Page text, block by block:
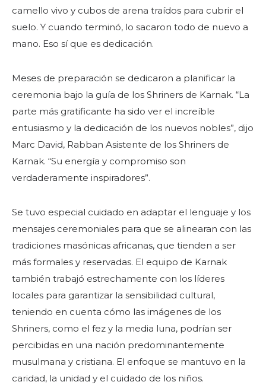
camello vivo y cubos de arena traídos para cubrir el
suelo. Y cuando terminó, lo sacaron todo de nuevo a
mano. Eso sí que es dedicación.
Meses de preparación se dedicaron a planificar la
ceremonia bajo la guía de los Shriners de Karnak. “La
parte más gratificante ha sido ver el increíble
entusiasmo y la dedicación de los nuevos nobles”, dijo
Marc David, Rabban Asistente de los Shriners de
Karnak. “Su energía y compromiso son
verdaderamente inspiradores”.
Se tuvo especial cuidado en adaptar el lenguaje y los
mensajes ceremoniales para que se alinearan con las
tradiciones masónicas africanas, que tienden a ser
más formales y reservadas. El equipo de Karnak
también trabajó estrechamente con los líderes
locales para garantizar la sensibilidad cultural,
teniendo en cuenta cómo las imágenes de los
Shriners, como el fez y la media luna, podrían ser
percibidas en una nación predominantemente
musulmana y cristiana. El enfoque se mantuvo en la
caridad, la unidad y el cuidado de los niños.